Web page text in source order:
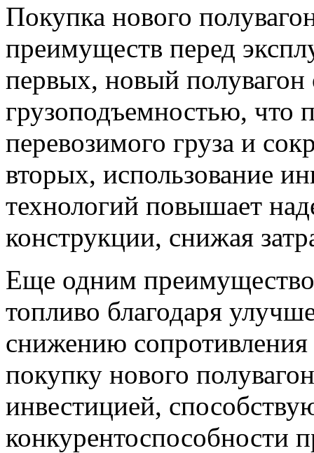
Покупка нового
преимуществ перед
первых, новый полувагон
грузоподъемностью, что
перевозимого груза и
вторых, использование
технологий повышает
конструкции, снижая
Еще одним
топливо благодаря
снижению
покупку нового
инвестицией,
конкурентоспособности